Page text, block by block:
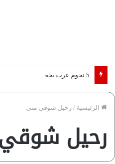
الرئيسية / رحيل شوقي متى
رحيل